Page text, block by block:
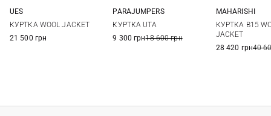
UES
КУРТКА WOOL JACKET
21 500 грн
PARAJUMPERS
КУРТКА UTA
9 300 грн18 600 грн
MAHARISHI
КУРТКА B15
JACKET
28 420 грн40